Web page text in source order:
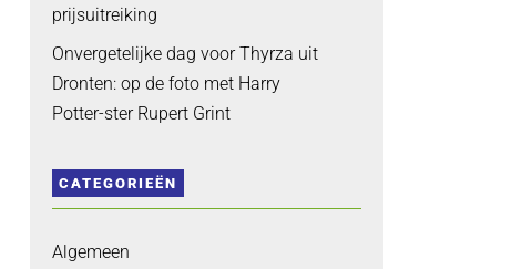
prijsuitreiking
Onvergetelijke dag voor Thyrza uit
Dronten: op de foto met Harry
Potter-ster Rupert Grint
CATEGORIEËN
Algemeen